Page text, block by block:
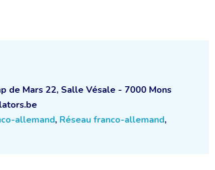
de Mars 22, Salle Vésale - 7000 Mons
allemand, Réseau franco-allemand,